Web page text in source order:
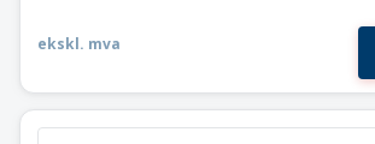
ekskl. mva